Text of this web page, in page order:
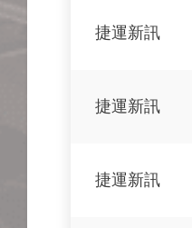
捷運新訊
捷運新訊
捷運新訊